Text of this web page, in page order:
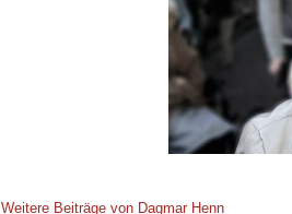
Weitere Beiträge von Dagmar Henn